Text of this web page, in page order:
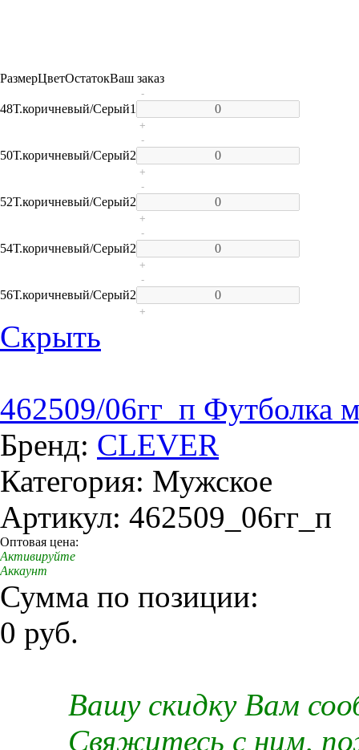
РазмерЦветОстатокВаш заказ
48Т.коричневый/Серый1
-
+
50Т.коричневый/Серый2
-
+
52Т.коричневый/Серый2
-
+
54Т.коричневый/Серый2
-
+
56Т.коричневый/Серый2
-
+
Скрыть
462509/06гг_п
Бренд: CLEVER
Категория: Мужское
Артикул: 462509_06гг_п
Оптовая цена:
Активируйте
Аккаунт
Сумма по позиции:
0 руб.
Вашу скидку Вам
Свяжитесь с ним,